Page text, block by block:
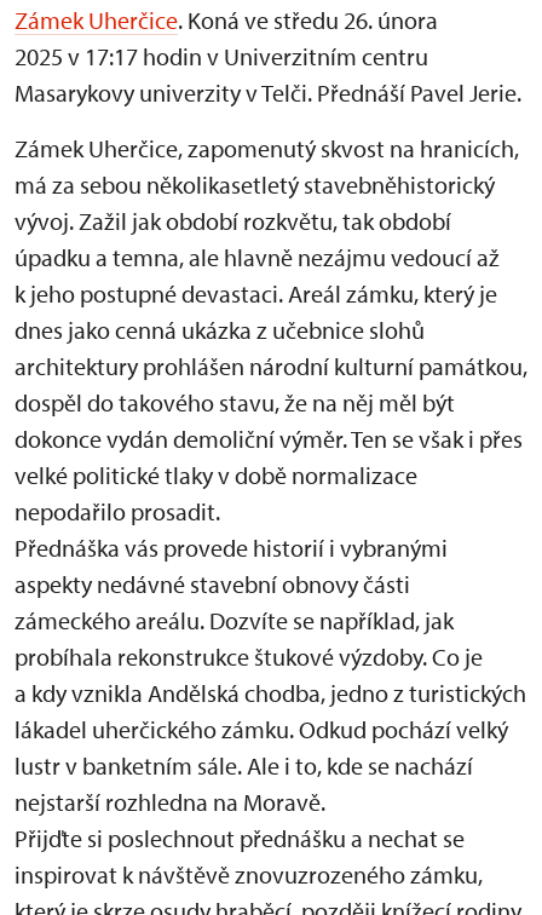
Zámek Uherčice. Koná ve středu 26. února
2025 v 17:17 hodin v Univerzitním centru
Masarykovy univerzity v Telči. Přednáší Pavel Jerie.
Zámek Uherčice, zapomenutý skvost na hranicích,
má za sebou několikasetletý stavebněhistorický
vývoj. Zažil jak období rozkvětu, tak období
úpadku a temna, ale hlavně nezájmu vedoucí až
k jeho postupné devastaci. Areál zámku, který je
dnes jako cenná ukázka z učebnice slohů
architektury prohlášen národní kulturní památkou,
dospěl do takového stavu, že na něj měl být
dokonce vydán demoliční výměr. Ten se však i přes
velké politické tlaky v době normalizace
nepodařilo prosadit.
Přednáška vás provede historií i vybranými
aspekty nedávné stavební obnovy části
zámeckého areálu. Dozvíte se například, jak
probíhala rekonstrukce štukové výzdoby. Co je
a kdy vznikla Andělská chodba, jedno z turistických
lákadel uherčického zámku. Odkud pochází velký
lustr v banketním sále. Ale i to, kde se nachází
nejstarší rozhledna na Moravě.
Přijďte si poslechnout přednášku a nechat se
inspirovat k návštěvě znovuzrozeného zámku,